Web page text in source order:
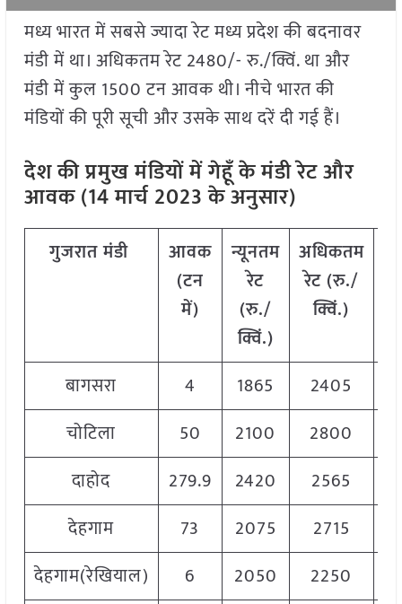
मध्य भारत में सबसे ज्यादा रेट मध्य प्रदेश की बदनावर
मंडी में था। अधिकतम रेट 2480/- रु./क्विं. था और
मंडी में कुल 1500 टन आवक थी। नीचे भारत की
मंडियों की पूरी सूची और उसके साथ दरें दी गई हैं।
देश की प्रमुख मंडियों में गेहूँ के मंडी रेट और
आवक (14 मार्च 2023 के अनुसार)
गुजरातमंडी
आवक
(टन
में)
न्यूनतम
रेट
(रु./
क्विं.)
अधिकतम
रेट (रु./
क्विं.)
बागसरा
4 1865 2405
चोटिला
50 2100 2800
दाहोद
279.9 2420 2565
देहगाम
73 2075 2715
देहगाम(रेखियाल)
6 2050 2250